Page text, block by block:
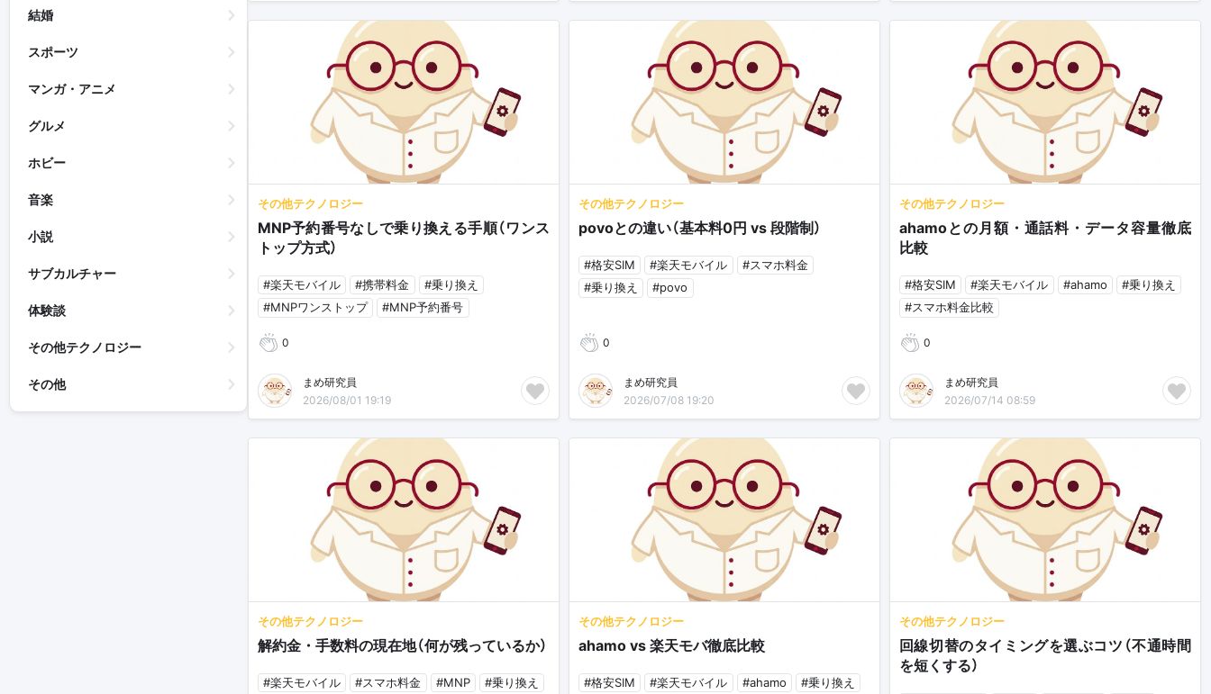
結婚
スポーツ
マンガ・アニメ
グルメ
ホビー
音楽
小説
サブカルチャー
体験談
その他テクノロジー
その他
その他テクノロジー
MNP予約番号なしで乗り換える手順（ワンス
トップ方式）
#楽天モバイル #携帯料金
#乗り換え
#MNPワンストップ
#MNP予約番号
0
まめ研究員
2026/08/01 19:19
その他テクノロジー
povoとの違い（基本料0円 vs 段階制）
#格安SIM #楽天モバイル
#スマホ料金
#乗り換え
#povo
0
まめ研究員
2026/07/08 19:20
その他テクノロジー
ahamoとの月額・通話料・データ容量徹底
比較
#格安SIM #楽天モバイル #ahamo
#乗り換え
#スマホ料金比較
0
まめ研究員
2026/07/14 08:59
その他テクノロジー
解約金・手数料の現在地（何が残っているか）
#楽天モバイル #スマホ料金 #MNP
#乗り換え
その他テクノロジー
ahamo vs 楽天モバ徹底比較
#格安SIM #楽天モバイル #ahamo
#乗り換え
その他テクノロジー
回線切替のタイミングを選ぶコツ（不通時間
を短くする）